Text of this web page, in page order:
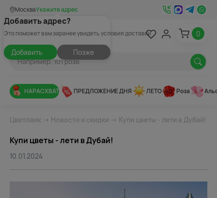
МоскваУкажите адрес
Добавить адрес?
Это поможет вам заранее увидеть условия доставки
Добавить Позже
0
НАРАСХВАТ ПРЕДЛОЖЕНИЕ ДНЯ ЛЕТО Роза
Цветовик → Новости и скидки → Купи цветы - лети в Дубай!
Купи цветы - лети в Дубай!
10.01.2024